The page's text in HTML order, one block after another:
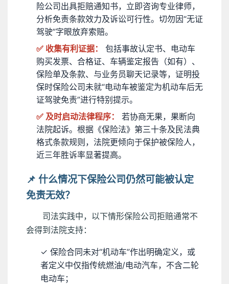
险公司出具拒赔通知书，立即咨询专业律师，
分析免责条款效力及诉讼可行性。切勿因“无证
驾驶”字眼放弃索赔。
✅ 收集有利证据：
包括事故认定书、电动车
购买发票、合格证、车辆鉴定报告（如有）、
保险单及条款、与业务员聊天记录等，证明投
保时保险公司未就“电动车被鉴定为机动车后无
证驾驶免责”进行特别提示。
✅ 及时启动法律程序：
若协商无果，果断向
法院起诉。根据《保险法》第三十条及民法典
格式条款规则，法院更倾向于保护被保险人，
近三年胜诉率显著提高。
📌 什么情况下保险公司仍然可能被认定
免责无效？
司法实践中，以下情形保险公司拒赔通常不
会得到法院支持：
✓ 保险合同未对“机动车”作出明确定义，或
者定义中仅指传统燃油/电动汽车，不含二轮
电动车；